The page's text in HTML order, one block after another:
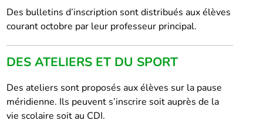
Des bulletins d’inscription sont distribués aux élèves
courant octobre par leur professeur principal.
DES ATELIERS ET DU SPORT
Des ateliers sont proposés aux élèves sur la pause
méridienne. Ils peuvent s’inscrire soit auprès de la
vie scolaire soit au CDI.